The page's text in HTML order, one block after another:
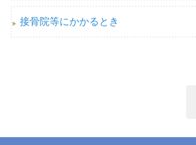
接骨院等にかかるとき